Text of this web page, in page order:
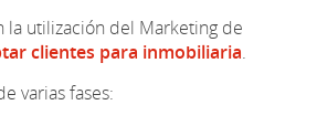
la utilización del Marketing de
clientes para inmobiliaria.
varias fases: